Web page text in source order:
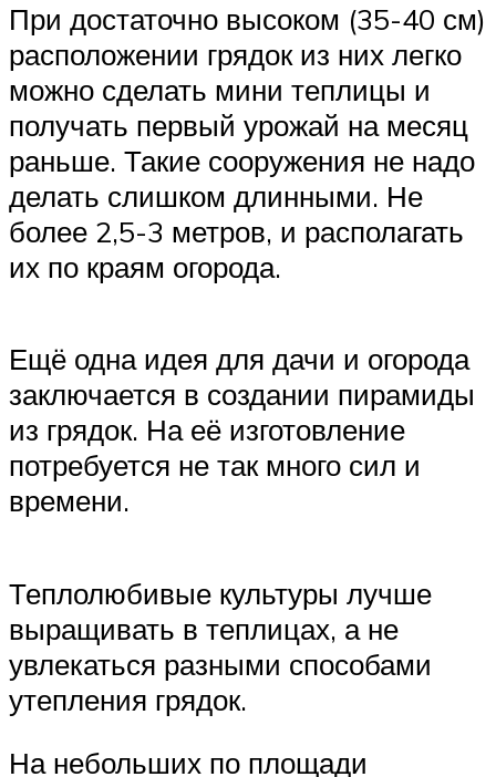
При достаточно высоком (35-40 см)
расположении грядок из них легко
можно сделать мини теплицы и
получать первый урожай на месяц
раньше. Такие сооружения не надо
делать слишком длинными. Не
более 2,5-3 метров, и располагать
их по краям огорода.
Ещё одна идея для дачи и огорода
заключается в создании пирамиды
из грядок. На её изготовление
потребуется не так много сил и
времени.
Теплолюбивые культуры лучше
выращивать в теплицах, а не
увлекаться разными способами
утепления грядок.
На небольших по площади